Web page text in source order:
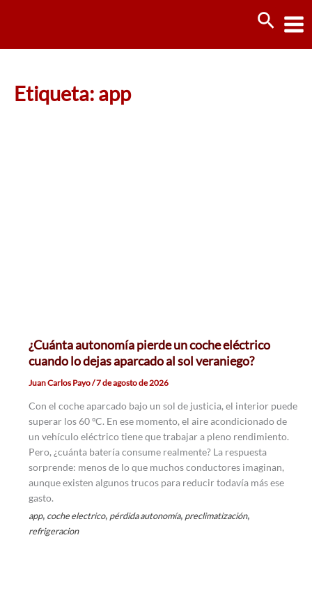
Etiqueta: app
¿Cuánta autonomía pierde un coche eléctrico
cuando lo dejas aparcado al sol veraniego?
Juan Carlos Payo/7 de agosto de 2026
Con el coche aparcado bajo un sol de justicia, el interior puede
superar los 60 ºC. En ese momento, el aire acondicionado de
un vehículo eléctrico tiene que trabajar a pleno rendimiento.
Pero, ¿cuánta batería consume realmente? La respuesta
sorprende: menos de lo que muchos conductores imaginan,
aunque existen algunos trucos para reducir todavía más ese
gasto.
app, coche electrico, pérdida autonomía, preclimatización,
refrigeracion